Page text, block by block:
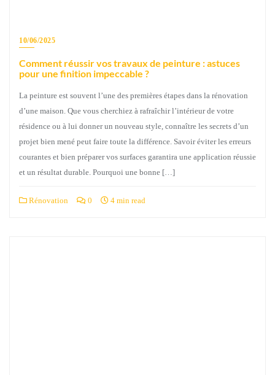
10/06/2025
Comment réussir vos travaux de peinture : astuces
pour une finition impeccable ?
La peinture est souvent l’une des premières étapes dans la rénovation
d’une maison. Que vous cherchiez à rafraîchir l’intérieur de votre
résidence ou à lui donner un nouveau style, connaître les secrets d’un
projet bien mené peut faire toute la différence. Savoir éviter les erreurs
courantes et bien préparer vos surfaces garantira une application réussie
et un résultat durable. Pourquoi une bonne […]
Rénovation 0 4 min read